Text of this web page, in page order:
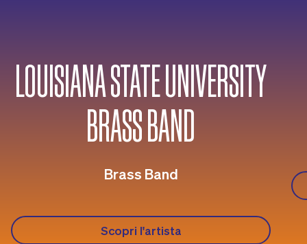
LOUISIANA STATE UNIVERSITY
BRASS BAND
Brass Band
Scopri l'artista